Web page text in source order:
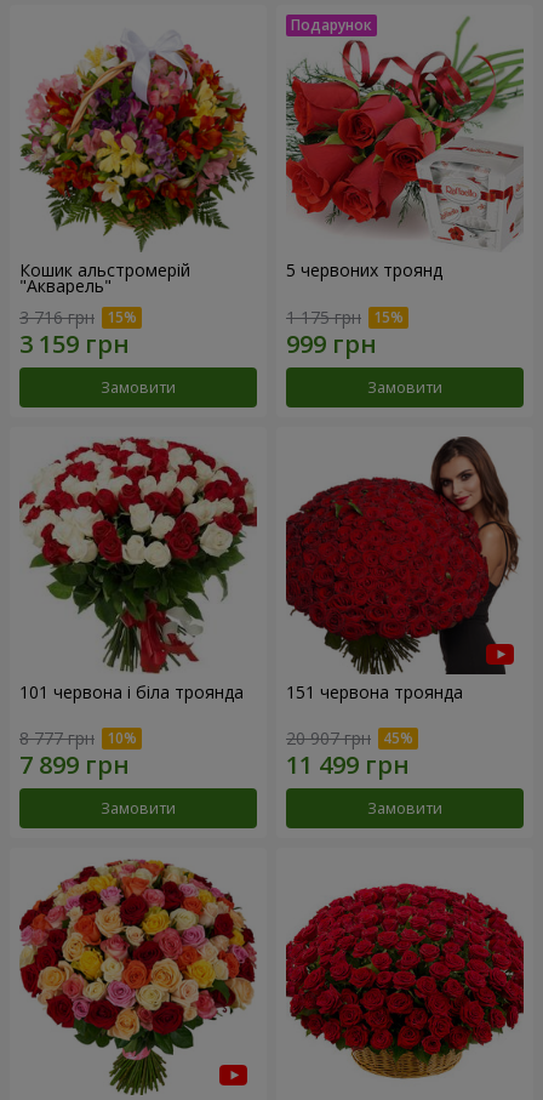
Кошик альстромерій
"Акварель"
3 716 грн
Замовити
5 червоних троянд
1 175 грн
Замовити
101 червона і біла троянда
8 777 грн
Замовити
151 червона троянда
20 907 грн
Замовити